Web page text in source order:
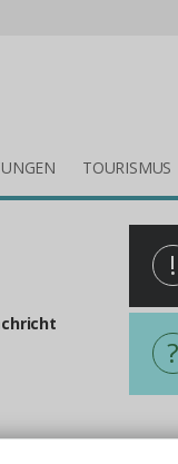
TOURISMUS
!
?
Alles